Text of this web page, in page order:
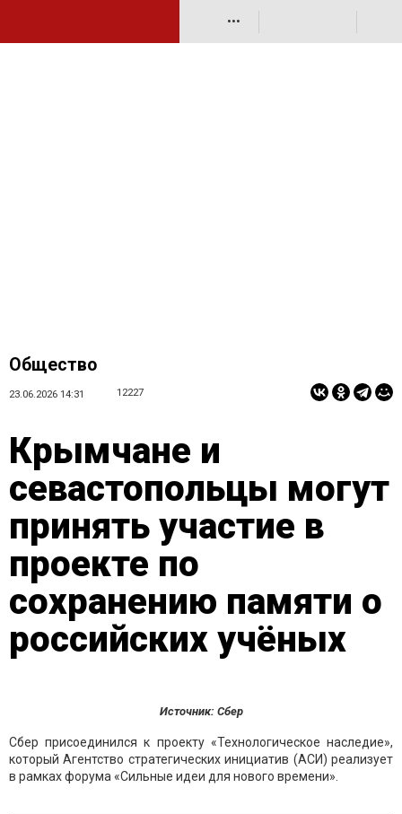
•••
Общество
23.06.2026 14:31 12227
Крымчане и
севастопольцы могут
принять участие в
проекте по
сохранению памяти о
российских учёных
Источник: Сбер
Сбер присоединился к проекту «Технологическое наследие»,
который Агентство стратегических инициатив (АСИ) реализует
в рамках форума «Сильные идеи для нового времени».